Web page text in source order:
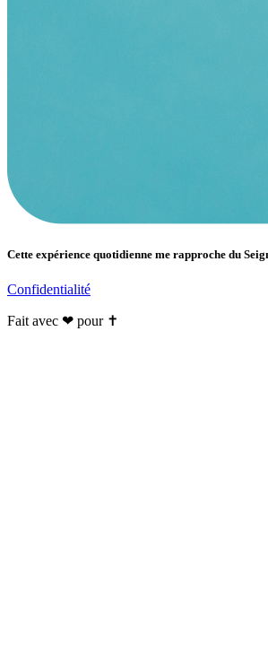
Cette expérience quotidienne me rapproche du
Confidentialité
Fait avec ❤ pour ✝️️